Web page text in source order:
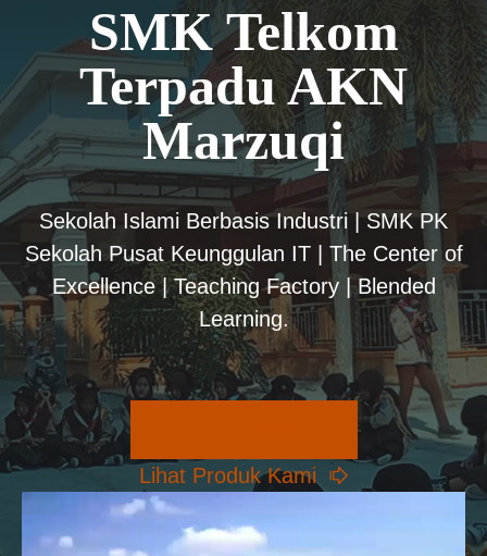
SMK Telkom
Terpadu AKN
Marzuqi
Sekolah Islami Berbasis Industri | SMK PK
Sekolah Pusat Keunggulan IT | The Center of
Excellence | Teaching Factory | Blended
Learning.
Lihat Produk Kami